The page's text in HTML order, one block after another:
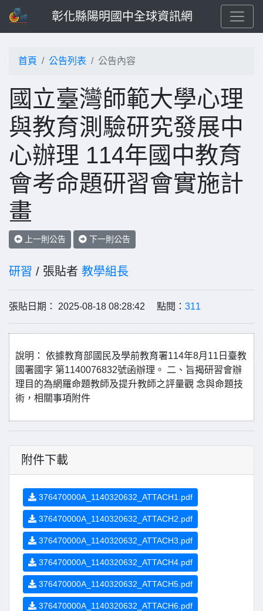
彰化縣陽明國中全球資訊網
首頁 公告列表 公告內容
國立臺灣師範大學心理
與教育測驗研究發展中
心辦理 114年國中教育
會考命題研習會實施計
畫
上一則公告 下一則公告
研習 / 張貼者 教學組長
張貼日期： 2025-08-18 08:28:42 點閱： 311
說明： 依據教育部國民及學前教育署114年8月11日臺教
國署國字 第1140076832號函辦理。 二、旨揭研習會辦
理目的為網羅命題教師及提升教師之評量觀 念與命題技
術，相關事項附件
附件下載
376470000A_1140320632_ATTACH1.pdf
376470000A_1140320632_ATTACH2.pdf
376470000A_1140320632_ATTACH3.pdf
376470000A_1140320632_ATTACH4.pdf
376470000A_1140320632_ATTACH5.pdf
376470000A_1140320632_ATTACH6.pdf